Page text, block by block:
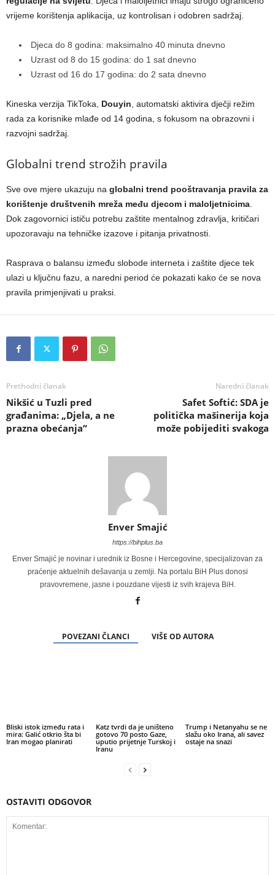
vrijeme korištenja aplikacija, uz kontrolisan i odobren sadržaj.
Djeca do 8 godina: maksimalno 40 minuta dnevno
Uzrast od 8 do 15 godina: do 1 sat dnevno
Uzrast od 16 do 17 godina: do 2 sata dnevno
Kineska verzija TikToka, Douyin, automatski aktivira dječji režim
rada za korisnike mlađe od 14 godina, s fokusom na obrazovni i
razvojni sadržaj.
Globalni trend strožih pravila
Sve ove mjere ukazuju na globalni trend pooštravanja pravila za
korištenje društvenih mreža među djecom i maloljetnicima.
Dok zagovornici ističu potrebu zaštite mentalnog zdravlja, kritičari
upozoravaju na tehničke izazove i pitanja privatnosti.
Rasprava o balansu između slobode interneta i zaštite djece tek
ulazi u ključnu fazu, a naredni period će pokazati kako će se nova
pravila primjenjivati u praksi.
Prethodni članak
Nikšić u Tuzli pred
građanima: „Djela, a ne
prazna obećanja“
Naredni članak
Safet Softić: SDA je
politička mašinerija koja
može pobijediti svakoga
Enver Smajić
https://bihplus.ba
Enver Smajić je novinar i urednik iz Bosne i Hercegovine, specijalizovan za
praćenje aktuelnih dešavanja u zemlji. Na portalu BiH Plus donosi
pravovremene, jasne i pouzdane vijesti iz svih krajeva BiH.
POVEZANI ČLANCI VIŠE OD AUTORA
Bliski istok između rata i
mira: Galić otkrio šta bi
Iran mogao planirati
Katz tvrdi da je uništeno
gotovo 70 posto Gaze,
uputio prijetnje Turskoj i
Iranu
Trump i Netanyahu se ne
slažu oko Irana, ali savez
ostaje na snazi
OSTAVITI ODGOVOR